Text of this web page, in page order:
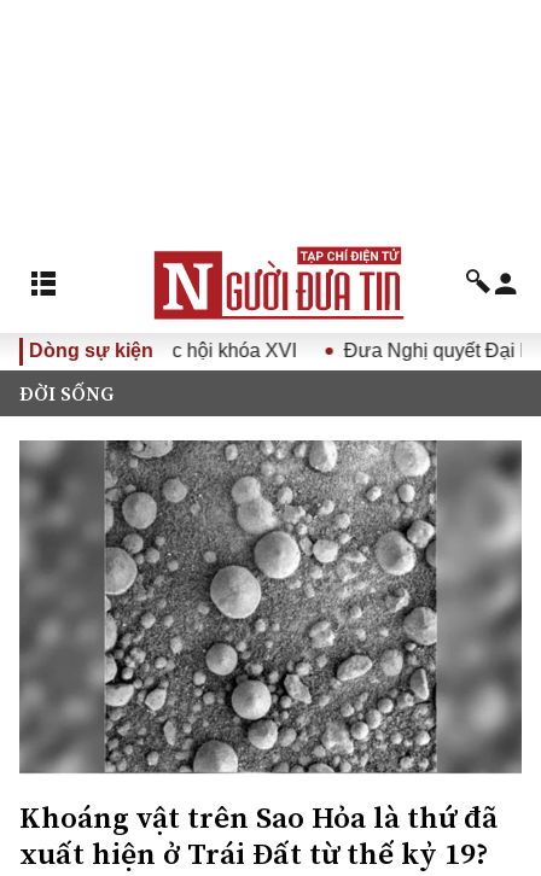
Dòng sự kiện
nhất, Quốc hội khóa XVI Đưa Nghị quyết Đại hội
ĐỜI SỐNG
Khoáng vật trên Sao Hỏa là thứ đã
xuất hiện ở Trái Đất từ thế kỷ 19?